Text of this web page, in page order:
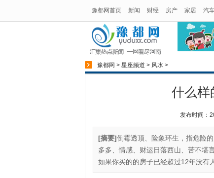
豫都网首页 新闻 财经 房产 家居 汽
豫都网 > 星座频道 > 风水 >
什么样
发布时间：
[摘要]倒霉透顶、险象环生，指危险
多多、情感、财运日落西山、苦不堪
如果你买的的房子已经超过12年没有